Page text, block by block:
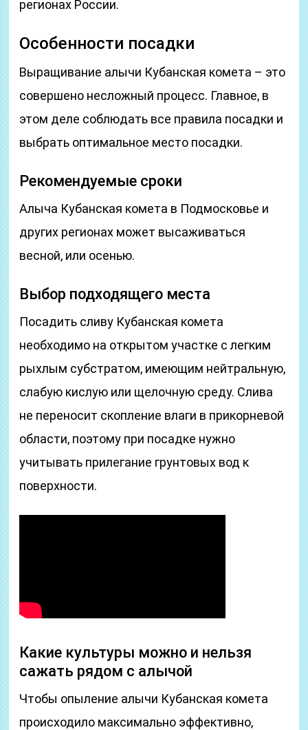
регионах России.
Особенности посадки
Выращивание алычи Кубанская комета – это
совершено несложный процесс. Главное, в
этом деле соблюдать все правила посадки и
выбрать оптимальное место посадки.
Рекомендуемые сроки
Алыча Кубанская комета в Подмосковье и
других регионах может высаживаться
весной, или осенью.
Выбор подходящего места
Посадить сливу Кубанская комета
необходимо на открытом участке с легким
рыхлым субстратом, имеющим нейтральную,
слабую кислую или щелочную среду. Слива
не переносит скопление влаги в прикорневой
области, поэтому при посадке нужно
учитывать прилегание грунтовых вод к
поверхности.
Какие культуры можно и нельзя
сажать рядом с алычой
Чтобы опыление алычи Кубанская комета
происходило максимально эффективно,